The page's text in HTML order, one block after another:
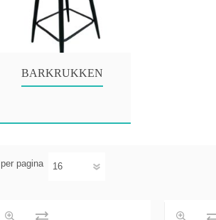
Privilege
BARKRUKKEN
per pagina